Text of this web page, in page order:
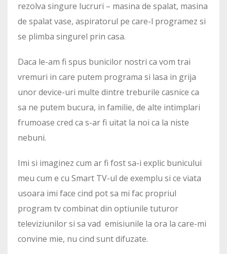
rezolva singure lucruri – masina de spalat, masina
de spalat vase, aspiratorul pe care-l programez si
se plimba singurel prin casa.
Daca le-am fi spus bunicilor nostri ca vom trai
vremuri in care putem programa si lasa in grija
unor device-uri multe dintre treburile casnice ca
sa ne putem bucura, in familie, de alte intimplari
frumoase cred ca s-ar fi uitat la noi ca la niste
nebuni.
Imi si imaginez cum ar fi fost sa-i explic bunicului
meu cum e cu Smart TV-ul de exemplu si ce viata
usoara imi face cind pot sa mi fac propriul
program tv combinat din optiunile tuturor
televiziunilor si sa vad emisiunile la ora la care-mi
convine mie, nu cind sunt difuzate.